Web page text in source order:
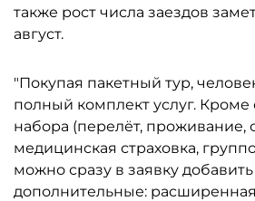
также рост числа заездов
август.
"Покупая пакетный тур,
полный комплект услуг. Кроме
набора (перелёт, проживание,
медицинская страховка,
можно сразу в заявку
дополнительные: расширенная